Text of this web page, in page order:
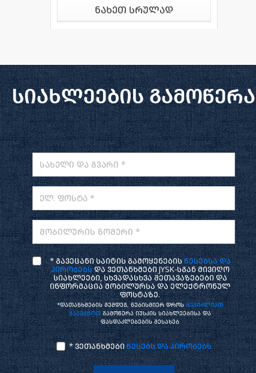
ნახეთ სრულად
სიახლეების გამოწერა
სახელი და გვარი *
ელ. ფოსტა *
მობილურის ნომერი *
* გავეცანი საიტის გამოყენებისწესებსა და
პირობებსდა ვეთანხმები JYSK-სგან მივიღო
სიახლეები, სხვადასხვა შეთავაზებები და
ინფორმაცია მობილურსა და ელექტრონულ
ფოსტაზე.
*დათანხმების შემდეგ, ნებისმიერ დროსშეგიძლიათ
გააუქმოთ გამოწერა იუსკის სიახლეებისა და
ფასდაკლებების შესახებ
* ვეთანხმებიწესებს და პირობებს